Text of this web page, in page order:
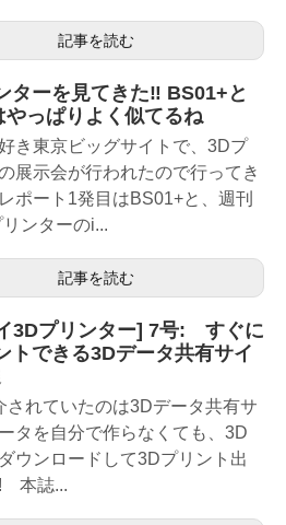
記事を読む
ターを見てきた‼︎ BS01+と
っぱりよく似てるね
き東京ビッグサイトで、3Dプ
展示会が行われたので行ってき
ポート1発目はBS01+と、週刊
ンターのi...
記事を読む
3Dプリンター] 7号: すぐに
トできる3Dデータ共有サイ
されていたのは3Dデータ共有サ
タを自分で作らなくても、3D
ウンロードして3Dプリント出
本誌...